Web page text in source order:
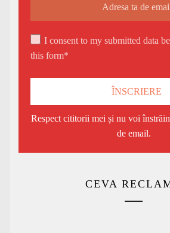
I consent to my submitted data
this form*
Respect cititorii mei și nu voi
de email.
CEVA